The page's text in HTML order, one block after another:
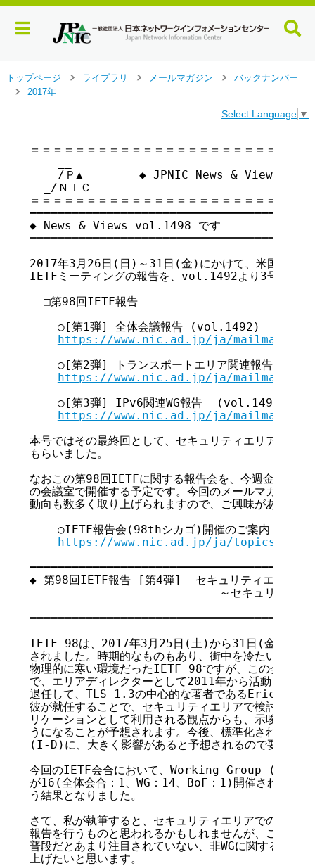
トップページ
ライブラリ
メールマガジン
バックナンバー
2017年
Select Language ▼
＝＝＝＝＝＝＝＝＝＝＝＝＝＝＝＝＝＝＝＝＝＝＝＝
/Ｐ▲        ◆ JPNIC News & Views
  _/ＮＩＣ
＝＝＝＝＝＝＝＝＝＝＝＝＝＝＝＝＝＝＝＝＝＝＝＝
━━━━━━━━━━━━━━━━━━━━━━━━━━━━━━━━━━━
◆ News & Views vol.1498 です
━━━━━━━━━━━━━━━━━━━━━━━━━━━━━━━━━━━
2017年3月26日(日)～31日(金)にかけて、米国のシカ
IETFミーティングの報告を、vol.1492より3号続けて
  □第98回IETF報告
    ○[第1弾] 全体会議報告 (vol.1492)
https://www.nic.ad.jp/ja/
○[第2弾] トランスポートエリア関連報告
https://www.nic.ad.jp/ja/
    ○[第3弾] IPv6関連WG報告  (vol.1495)
https://www.nic.ad.jp/ja/
本号ではその最終回として、セキュリティエリアでの
もらいました。
なおこの第98回IETFに関する報告会を、今週金曜日
の会議室で開催する予定です。今回のメールマガジン
動向も数多く取り上げられますので、ご興味があれば
    ○IETF報告会(98thシカゴ)開催のご案内
https://www.nic.ad.jp/ja/topics/2017/
━━━━━━━━━━━━━━━━━━━━━━━━━━━━━━━━━━━
◆ 第98回IETF報告 [第4弾]  セキュリティエリア関
～セキュリティエリ
━━━━━━━━━━━━━━━━━━━━━━━━━━━━━━━━━━━
IETF 98は、2017年3月25日(土)から31日(金)にかけ
されました。時期的なものもあり、街中を冷たい風が
物理的に寒い環境だったIETF 98ですが、この会議で
で、エリアディレクターとして2011年から活動し
退任して、TLS 1.3の中心的な著者であるEric
彼が就任することで、セキュリティエリアで検討され
リケーションとして利用される観点からも、示唆に富
うになることが予想されます。今後、標準化され
(I-D)に、大きく影響があると予想されるので要チェッ
今回のIETF会合において、Working Group
が16(全体会合：1、WG：14、BoF：1)開催され、セ
う結果となりました。
さて、私が執筆すると、セキュリティエリアでの動向
報告を行うものと思われるかもしれませんが、この報
普段だとあまり注目されていない、非WGに関する動向
上げたいと思います。